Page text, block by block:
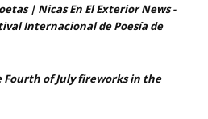
| Nicas En El Exterior News -
Internacional de Poesía de
Fourth of July fireworks in the